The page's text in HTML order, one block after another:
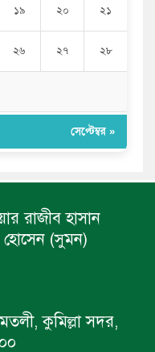
১৯ ২০ ২১
২৬ ২৭ ২৮
সেপ্টেম্বর »
রাজীব হাসান
হোসেন (সুমন)
কুমিল্লা সদর,